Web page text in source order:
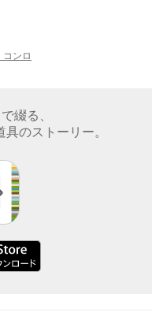
コンロ
綴る、
のストーリー。